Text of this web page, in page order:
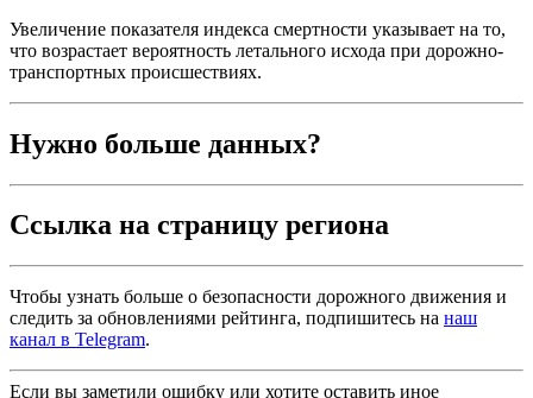
Увеличение показателя индекса смертности указывает на то,
что возрастает вероятность летального исхода при дорожно-
транспортных происшествиях.
Нужно больше данных?
Ссылка на страницу региона
Чтобы узнать больше о безопасности дорожного движения и
следить за обновлениями рейтинга, подпишитесь на наш
канал в Telegram.
Если вы заметили ошибку или хотите оставить иное